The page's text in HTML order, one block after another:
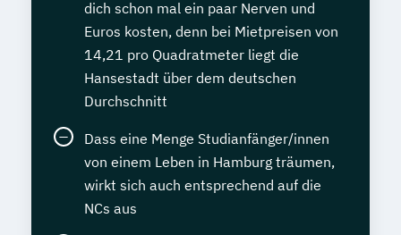
dich schon mal ein paar Nerven und
Euros kosten, denn bei Mietpreisen von
14,21 pro Quadratmeter liegt die
Hansestadt über dem deutschen
Durchschnitt
Dass eine Menge Studianfänger/innen
von einem Leben in Hamburg träumen,
wirkt sich auch entsprechend auf die
NCs aus